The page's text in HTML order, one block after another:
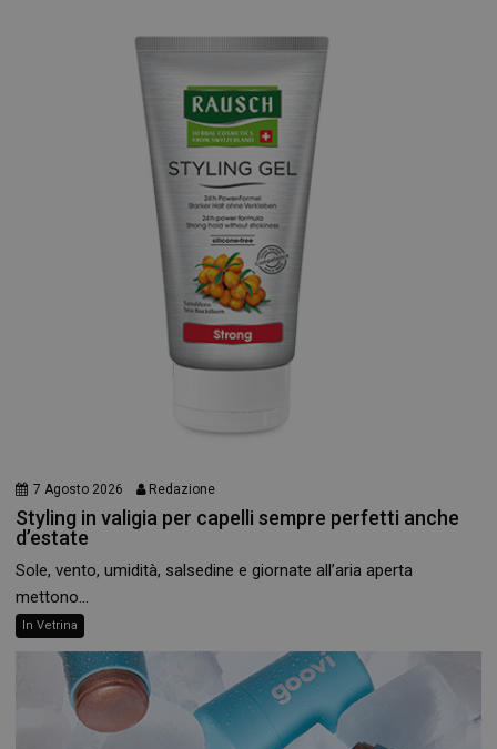
7 Agosto 2026 Redazione
Styling in valigia per capelli sempre perfetti anche
d’estate
Sole, vento, umidità, salsedine e giornate all’aria aperta
mettono...
In Vetrina